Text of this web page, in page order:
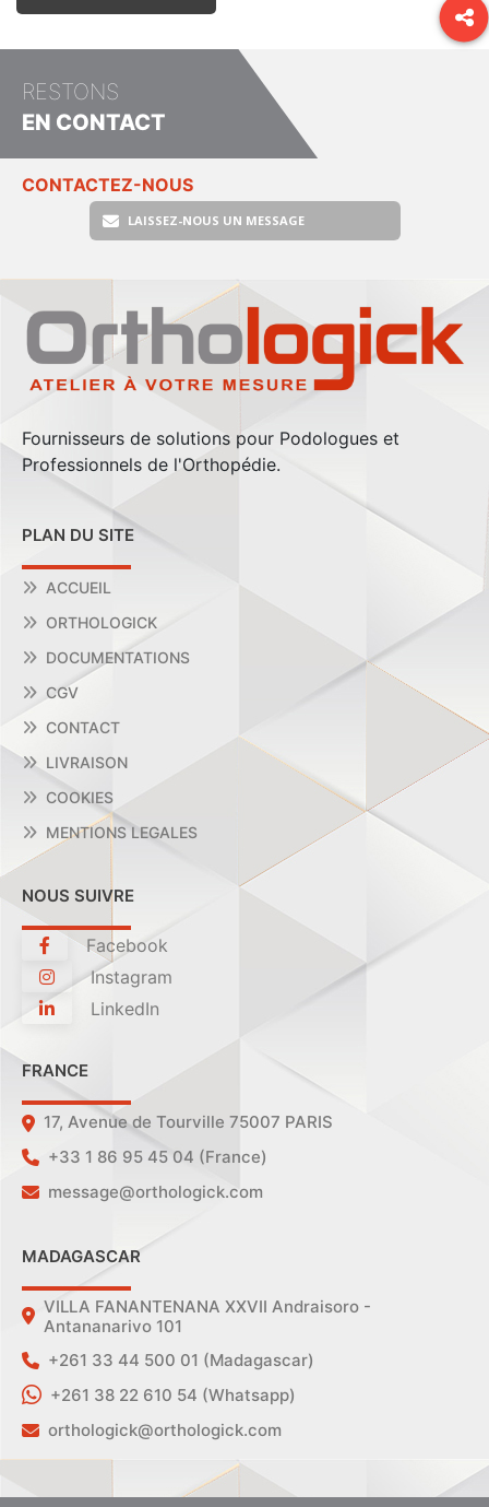
RESTONS
EN CONTACT
CONTACTEZ-NOUS
LAISSEZ-NOUS UN MESSAGE
Fournisseurs de solutions pour Podologues et
Professionnels de l'Orthopédie.
PLAN DU SITE
ACCUEIL
ORTHOLOGICK
DOCUMENTATIONS
CGV
CONTACT
LIVRAISON
COOKIES
MENTIONS LEGALES
NOUS SUIVRE
Facebook
Instagram
LinkedIn
FRANCE
17, Avenue de Tourville 75007 PARIS
+33 1 86 95 45 04 (France)
message@orthologick.com
MADAGASCAR
VILLA FANANTENANA XXVII Andraisoro -
Antananarivo 101
+261 33 44 500 01 (Madagascar)
+261 38 22 610 54 (Whatsapp)
orthologick@orthologick.com